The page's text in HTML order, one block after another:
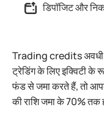
डिपॉजिट और
Trading credits अवधी
ट्रेडिंग के लिए इक्विटी
फंड से जमा करते हैं, तो
की राशि जमा के 70% तक